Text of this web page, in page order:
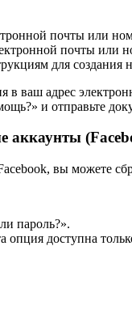
почты или
почты или
для создания
в ваш адрес
и отправьте
аккаунты
вы можете
пароль?».
опция доступна